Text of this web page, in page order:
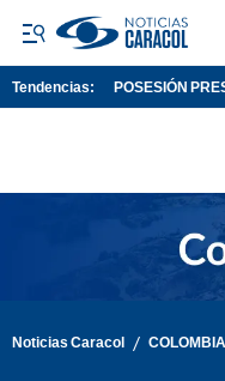
Tendencias: POSESIÓN
Noticias Caracol / COLOMBIA